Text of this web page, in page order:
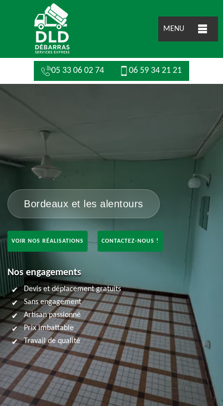
MENU
05 33 06 02 74 06 59 34 21 21
Bordeaux et les alentours
VOIR NOS RÉALISATIONS CONTACTEZ-NOUS !
Nos engagements
Devis et déplacement gratuits
Sans engagement
Artisan passionné
Prix imbattable
Travail de qualité